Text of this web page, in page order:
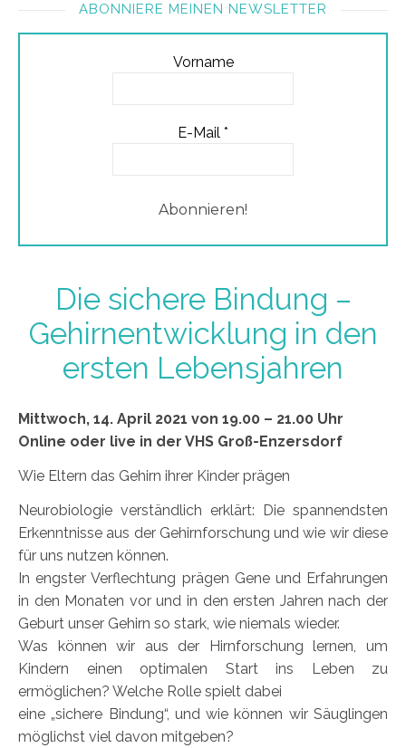
ABONNIERE MEINEN NEWSLETTER
Vorname
E-Mail *
Die sichere Bindung –
Gehirnentwicklung in den
ersten Lebensjahren
Mittwoch, 14. April 2021 von 19.00 – 21.00 Uhr
Online oder live in der VHS Groß-Enzersdorf
Wie Eltern das Gehirn ihrer Kinder prägen
Neurobiologie verständlich erklärt: Die spannendsten
Erkenntnisse aus der Gehirnforschung und wie wir diese
für uns nutzen können.
In engster Verflechtung prägen Gene und Erfahrungen
in den Monaten vor und in den ersten Jahren nach der
Geburt unser Gehirn so stark, wie niemals wieder.
Was können wir aus der Hirnforschung lernen, um
Kindern einen optimalen Start ins Leben zu
ermöglichen? Welche Rolle spielt dabei
eine „sichere Bindung“, und wie können wir Säuglingen
möglichst viel davon mitgeben?